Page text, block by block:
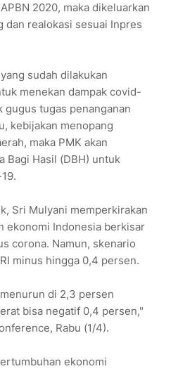
2020, maka dikeluarkan
dan realokasi sesuai Inpres
sudah dilakukan
menekan dampak covid-
tugas penanganan
kebijakan menopang
maka PMK akan
Bagi Hasil (DBH) untuk
Sri Mulyani memperkirakan
ekonomi Indonesia berkisar
corona. Namun, skenario
minus hingga 0,4 persen.
di 2,3 persen
bisa negatif 0,4 persen,"
Rabu (1/4).
ekonomi